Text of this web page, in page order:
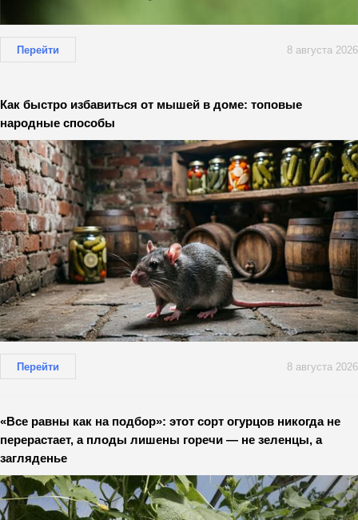
Перейти 8 августа 2026
Как быстро избавиться от мышей в доме: топовые
народные способы
Перейти 8 августа 2026
«Все равны как на подбор»: этот сорт огурцов никогда не
перерастает, а плоды лишены горечи — не зеленцы, а
загляденье